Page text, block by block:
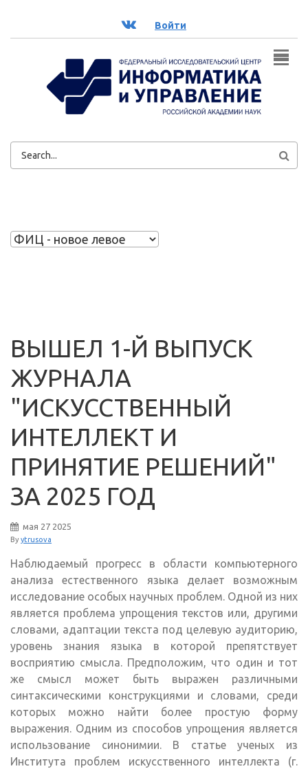
ВК Войти
ФОРМА
ВЫШЕЛ 1-Й ВЫПУСК
ЖУРНАЛА
"ИСКУССТВЕННЫЙ
ИНТЕЛЛЕКТ И
ПРИНЯТИЕ РЕШЕНИЙ"
ЗА 2025 ГОД
мая 27 2025
By ytrusova
Наблюдаемый прогресс в области компьютерного
анализа естественного языка делает возможным
исследование особых научных проблем. Одной из них
является проблема упрощения текстов или, другими
словами, адаптации текста под целевую аудиторию,
уровень знания языка в которой препятствует
восприятию смысла. Предположим, что один и тот
же смысл может быть выражен различными
синтаксическими конструкциями и словами, среди
которых можно найти более простую форму
выражения. Одним из способов упрощения является
использование синонимии. В статье ученых из
Института проблем искусственного интеллекта (г.